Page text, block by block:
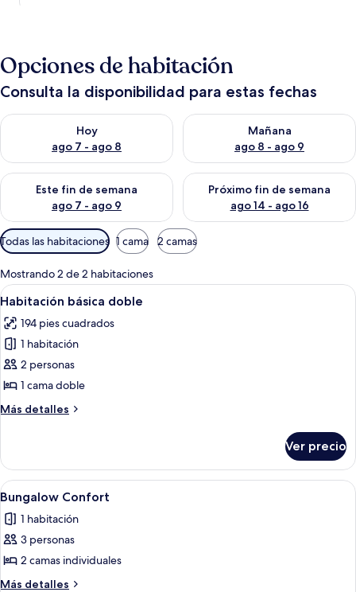
Opciones de habitación
Consulta la disponibilidad para estas fechas
Hoy
ago 7 - ago 8
Consulta la disponibilidad para hoy ago 7 - ago 8
Mañana
ago 8 - ago 9
Consulta la disponibilidad
Este fin de semana
ago 7 - ago 9
Consulta la disponibilidad para este fin de semana ago 7 -
Próximo fin de semana
ago 14 - ago 16
Consulta la disponibilidad
Filtros
disponibles
para
las
habitaciones
Todas las habitaciones 1 cama 2 camas
Mostrando 2 de 2 habitaciones
Abrir
todas
las
fotos
de
Habitación
básica
doble
Una cama grande con sábanas
6
Habitación básica doble
194 pies cuadrados
1 habitación
2 personas
1 cama doble
Más detalles
Más
básica
doble
Ver precio
Abrir
todas
las
fotos
de
Bungalow
Un dormitorio con una cama de
7
Bungalow Confort
1 habitación
3 personas
2 camas individuales
Más detalles
Más